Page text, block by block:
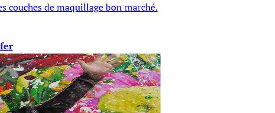
couches de maquillage bon marché.